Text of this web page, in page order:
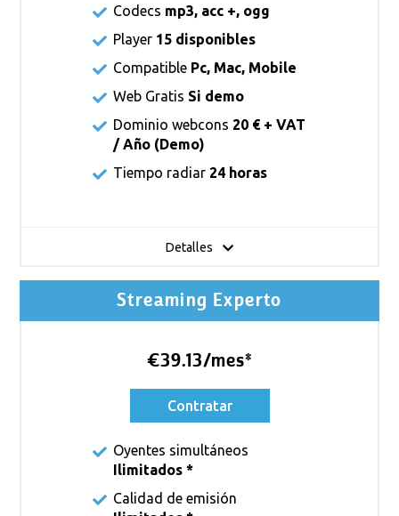
Codecs mp3, acc +, ogg
Player 15 disponibles
Compatible Pc, Mac, Mobile
Web Gratis Si demo
Dominio webcons 20 € + VAT
/ Año (Demo)
Tiempo radiar 24 horas
Detalles
Streaming Experto
€39.13/mes*
Contratar
Oyentes simultáneos
Ilimitados *
Calidad de emisión